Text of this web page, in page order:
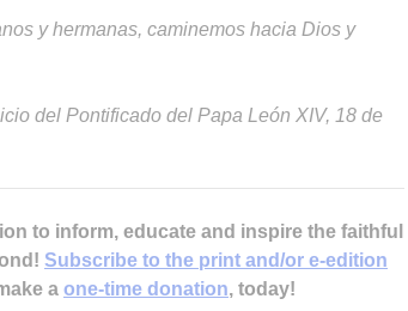
y hermanas, caminemos hacia Dios y
del Pontificado del Papa León XIV, 18 de
to inform, educate and inspire the faithful
Subscribe to the print and/or e-edition
a one-time donation, today!